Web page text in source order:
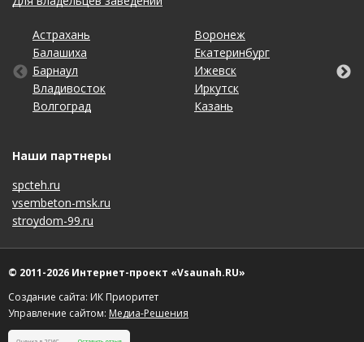
Астрахань
Балашиха
Барнаул
Владивосток
Волгоград
Воронеж
Екатеринбург
Ижевск
Иркутск
Казань
Калининград
Кемерово
Киров
Краснодар
Красноярск
Липецк
Махачкала
Набережные Челны
Нижний Новгород
Новосибирск
Омск
Оренбург
Пенза
Пермь
Ростов-на-Дону
Рязань
Самара
Санкт-Петербург
Саратов
Ставрополь
Тольятти
Томск
Тула
Тюмень
Ульяновск
Уфа
Хабаровск
Чебоксары
Челябинск
Ярославль
Наши партнеры
spcteh.ru
vsembeton-msk.ru
stroydom-99.ru
© 2011-2026 Интернет-проект «Vsaunah.RU»
Создание сайта: ИК Приоритет
Управление сайтом: Медиа-Решения